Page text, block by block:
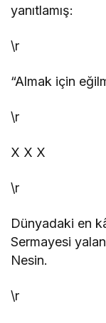
yanıtlamış:
\r
“Almak için
\r
X X X
\r
Dünyadaki en
Sermayesi
Nesin.
\r